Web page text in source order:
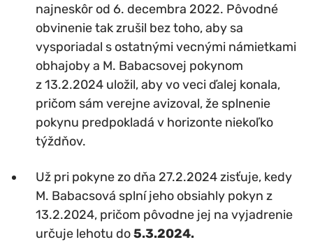
najneskôr od 6. decembra 2022. Pôvodné
obvinenie tak zrušil bez toho, aby sa
vysporiadal s ostatnými vecnými námietkami
obhajoby a M. Babacsovej pokynom
z 13.2.2024 uložil, aby vo veci ďalej konala,
pričom sám verejne avizoval, že splnenie
pokynu predpokladá v horizonte niekoľko
týždňov.
Už pri pokyne zo dňa 27.2.2024 zisťuje, kedy
M. Babacsová splní jeho obsiahly pokyn z
13.2.2024, pričom pôvodne jej na vyjadrenie
určuje lehotu do5.3.2024.